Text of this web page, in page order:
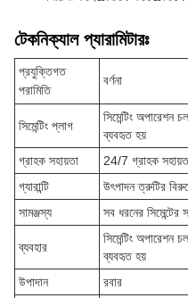
টেকনিক্যাল প্যারামিটারঃ
প্রযুক্তিগত
পরামিতি
বর্ণনা
সিমেন্টিং প্লাগ
সিমেন্টিং অপারেশন
ব্যবহৃত হয়
গ্রাহক সহায়তা
24/7 গ্রাহক
গ্যারান্টি
উৎপাদন ত্রুটির
সামঞ্জস্য
সব ধরনের সিমেন্টের
ব্যবহার
সিমেন্টিং অপারেশন
ব্যবহৃত হয়
উপাদান
রবার